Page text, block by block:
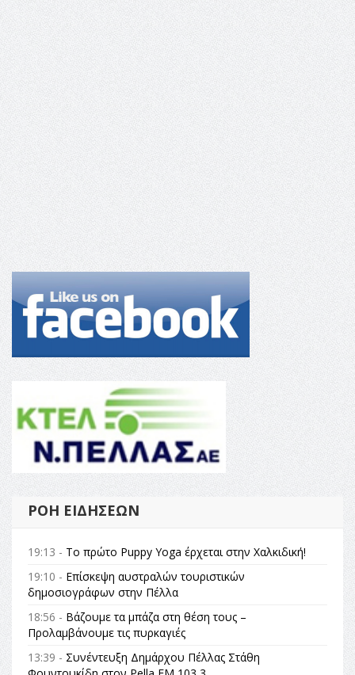
ΡΟΉ ΕΙΔΉΣΕΩΝ
19:13 - Το πρώτο Puppy Yoga έρχεται στην Χαλκιδική!
19:10 - Επίσκεψη αυστραλών τουριστικών
δημοσιογράφων στην Πέλλα
18:56 - Βάζουμε τα μπάζα στη θέση τους –
Προλαμβάνουμε τις πυρκαγιές
13:39 - Συνέντευξη Δημάρχου Πέλλας Στάθη